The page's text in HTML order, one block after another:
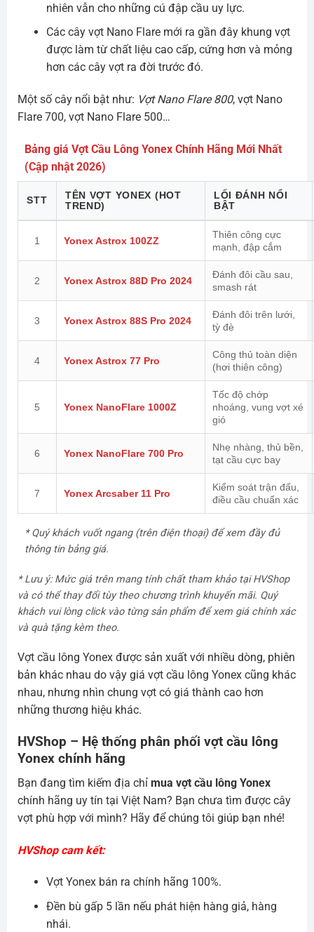
nhiên vẫn cho những cú đập cầu uy lực.
Các cây vợt Nano Flare mới ra gần đây khung vợt
được làm từ chất liệu cao cấp, cứng hơn và mỏng
hơn các cây vợt ra đời trước đó.
Một số cây nổi bật như: Vợt Nano Flare 800, vợt Nano
Flare 700, vợt Nano Flare 500…
Bảng giá Vợt Cầu Lông Yonex Chính Hãng Mới Nhất
(Cập nhật 2026)
STT
TÊN VỢT YONEX (HOT
TREND)
LỐI ĐÁNH NỔI
BẬT
1 Yonex Astrox 100ZZ
Thiên công cực
mạnh, đập cắm
2 Yonex Astrox 88D Pro 2024
Đánh đôi cầu sau,
smash rát
3 Yonex Astrox 88S Pro 2024
Đánh đôi trên lưới,
tỳ đè
4 Yonex Astrox 77 Pro
Công thủ toàn diện
(hơi thiên công)
5 Yonex NanoFlare 1000Z
Tốc độ chớp
nhoáng, vung vợt xé
gió
6 Yonex NanoFlare 700 Pro
Nhẹ nhàng, thủ bền,
tạt cầu cực bay
7 Yonex Arcsaber 11 Pro
Kiểm soát trận đấu,
điều cầu chuẩn xác
* Quý khách vuốt ngang (trên điện thoại) để xem đầy đủ
thông tin bảng giá.
* Lưu ý: Mức giá trên mang tính chất tham khảo tại HVShop
và có thể thay đổi tùy theo chương trình khuyến mãi. Quý
khách vui lòng click vào từng sản phẩm để xem giá chính xác
và quà tặng kèm theo.
Vợt cầu lông Yonex được sản xuất với nhiều dòng, phiên
bản khác nhau do vậy giá vợt cầu lông Yonex cũng khác
nhau, nhưng nhìn chung vợt có giá thành cao hơn
những thương hiệu khác.
HVShop – Hệ thống phân phối vợt cầu lông
Yonex chính hãng
Bạn đang tìm kiếm địa chỉ mua vợt cầu lông Yonex
chính hãng uy tín tại Việt Nam? Bạn chưa tìm được cây
vợt phù hợp với mình? Hãy để chúng tôi giúp bạn nhé!
HVShop cam kết:
Vợt Yonex bán ra chính hãng 100%.
Đền bù gấp 5 lần nếu phát hiện hàng giả, hàng
nhái.